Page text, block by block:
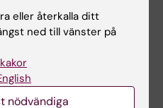
H; Sundstrom J;
T; Svensson PAlla författare
OF
2020;27(18):1944-
eller återkalla ditt
ned till vänster på
nödvändiga